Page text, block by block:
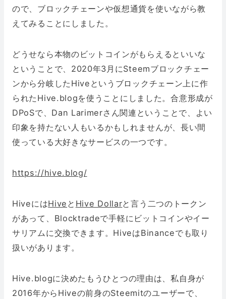
ので、ブロックチェーンや仮想通貨を使いながら教
えてみることにしました。
どうせなら本物のビットコインがもらえるといいな
ということで、2020年3月にSteemブロックチェー
ンから分岐したHiveというブロックチェーン上に作
られたHive.blogを使うことにしました。合意形成が
DPoSで、Dan Larimerさん関連ということで、よい
印象を持たない人もいるかもしれませんが、長い間
使っている大好きなサービスの一つです。
https://hive.blog/
HiveにはHive と Hive Dollarと言う二つのトークン
があって、Blocktradeで手軽にビットコインやイー
サリアムに交換できます。HiveはBinanceでも取り
扱いがあります。
Hive.blogに決めたもうひとつの理由は、私自身が
2016年からHiveの前身のSteemitのユーザーで、